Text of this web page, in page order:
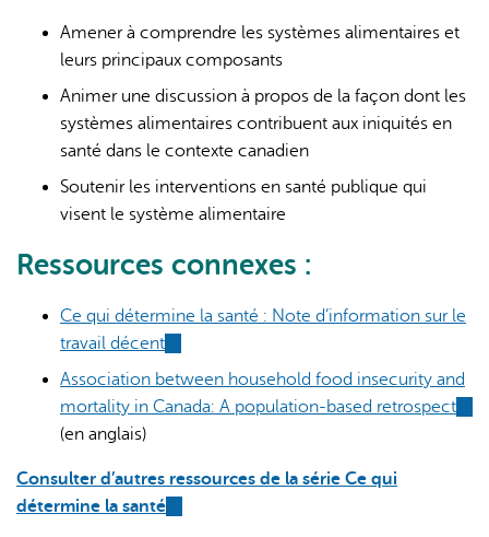
Amener à comprendre les systèmes alimentaires et
leurs principaux composants
Animer une discussion à propos de la façon dont les
systèmes alimentaires contribuent aux iniquités en
santé dans le contexte canadien
Soutenir les interventions en santé publique qui
visent le système alimentaire
Ressources connexes :
Ce qui détermine la santé : Note d’information sur le
travail décent
is
external)
Association between household food insecurity and
mortality in Canada: A population-based retrospect
(en anglais)
Consulter d’autres ressources de la série Ce qui
détermine la santé